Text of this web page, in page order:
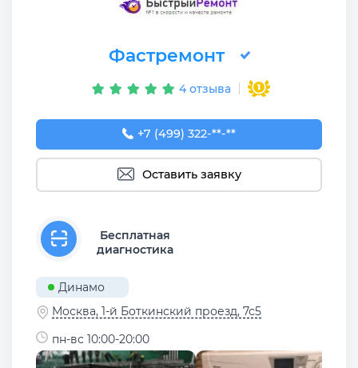
Фастремонт
4 отзыва
+7 (499) 322-92-75
+7 (499) 322-**-**
Оставить заявку
Бесплатная
диагностика
Динамо
Москва, 1-й Боткинский проезд, 7с5
пн-вс 10:00-20:00